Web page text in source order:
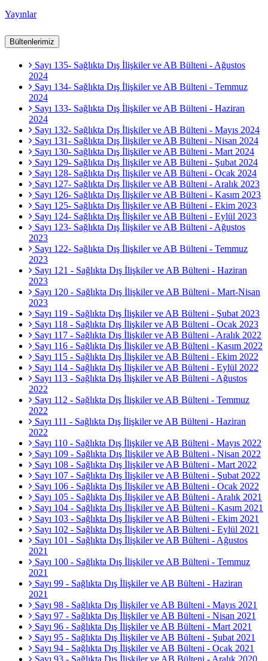
Yayınlar
Bültenlerimiz
Sayı 135- Sağlıkta Dış İlişkiler ve AB Bülteni - Ağustos
2024
Sayı 134- Sağlıkta Dış İlişkiler ve AB Bülteni - Temmuz
2024
Sayı 133- Sağlıkta Dış İlişkiler ve AB Bülteni - Haziran
2024
Sayı 132- Sağlıkta Dış İlişkiler ve AB Bülteni - Mayıs 2024
Sayı 131- Sağlıkta Dış İlişkiler ve AB Bülteni - Nisan 2024
Sayı 130- Sağlıkta Dış İlişkiler ve AB Bülteni - Mart 2024
Sayı 129- Sağlıkta Dış İlişkiler ve AB Bülteni - Şubat 2024
Sayı 128- Sağlıkta Dış İlişkiler ve AB Bülteni - Ocak 2024
Sayı 127- Sağlıkta Dış İlişkiler ve AB Bülteni - Aralık 2023
Sayı 126- Sağlıkta Dış İlişkiler ve AB Bülteni - Kasım 2023
Sayı 125- Sağlıkta Dış İlişkiler ve AB Bülteni - Ekim 2023
Sayı 124- Sağlıkta Dış İlişkiler ve AB Bülteni - Eylül 2023
Sayı 123- Sağlıkta Dış İlişkiler ve AB Bülteni - Ağustos
2023
Sayı 122- Sağlıkta Dış İlişkiler ve AB Bülteni - Temmuz
2023
Sayı 121 - Sağlıkta Dış İlişkiler ve AB Bülteni - Haziran
2023
Sayı 120 - Sağlıkta Dış İlişkiler ve AB Bülteni - Mart-Nisan
2023
Sayı 119 - Sağlıkta Dış İlişkiler ve AB Bülteni - Şubat 2023
Sayı 118 - Sağlıkta Dış İlişkiler ve AB Bülteni - Ocak 2023
Sayı 117 - Sağlıkta Dış İlişkiler ve AB Bülteni - Aralık 2022
Sayı 116 - Sağlıkta Dış İlişkiler ve AB Bülteni - Kasım 2022
Sayı 115 - Sağlıkta Dış İlişkiler ve AB Bülteni - Ekim 2022
Sayı 114 - Sağlıkta Dış İlişkiler ve AB Bülteni - Eylül 2022
Sayı 113 - Sağlıkta Dış İlişkiler ve AB Bülteni - Ağustos
2022
Sayı 112 - Sağlıkta Dış İlişkiler ve AB Bülteni - Temmuz
2022
Sayı 111 - Sağlıkta Dış İlişkiler ve AB Bülteni - Haziran
2022
Sayı 110 - Sağlıkta Dış İlişkiler ve AB Bülteni - Mayıs 2022
Sayı 109 - Sağlıkta Dış İlişkiler ve AB Bülteni - Nisan 2022
Sayı 108 - Sağlıkta Dış İlişkiler ve AB Bülteni - Mart 2022
Sayı 107 - Sağlıkta Dış İlişkiler ve AB Bülteni - Şubat 2022
Sayı 106 - Sağlıkta Dış İlişkiler ve AB Bülteni - Ocak 2022
Sayı 105 - Sağlıkta Dış İlişkiler ve AB Bülteni - Aralık 2021
Sayı 104 - Sağlıkta Dış İlişkiler ve AB Bülteni - Kasım 2021
Sayı 103 - Sağlıkta Dış İlişkiler ve AB Bülteni - Ekim 2021
Sayı 102 - Sağlıkta Dış İlişkiler ve AB Bülteni - Eylül 2021
Sayı 101 - Sağlıkta Dış İlişkiler ve AB Bülteni - Ağustos
2021
Sayı 100 - Sağlıkta Dış İlişkiler ve AB Bülteni - Temmuz
2021
Sayı 99 - Sağlıkta Dış İlişkiler ve AB Bülteni - Haziran
2021
Sayı 98 - Sağlıkta Dış İlişkiler ve AB Bülteni - Mayıs 2021
Sayı 97 - Sağlıkta Dış İlişkiler ve AB Bülteni - Nisan 2021
Sayı 96 - Sağlıkta Dış İlişkiler ve AB Bülteni - Mart 2021
Sayı 95 - Sağlıkta Dış İlişkiler ve AB Bülteni - Şubat 2021
Sayı 94 - Sağlıkta Dış İlişkiler ve AB Bülteni - Ocak 2021
Sayı 93 - Sağlıkta Dış İlişkiler ve AB Bülteni - Aralık 2020